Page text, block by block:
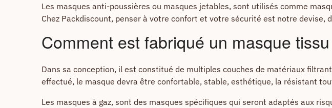
Les masques anti-poussières ou masques jetables, sont utilisés comme
Chez Packdiscount, penser à votre confort et votre sécurité est notre
Comment est fabriqué un masque
Dans sa conception, il est constitué de multiples couches de matériaux
effectué, le masque devra être confortable, stable, esthétique, la résistant
Les masques à gaz, sont des masques spécifiques qui seront adaptés aux